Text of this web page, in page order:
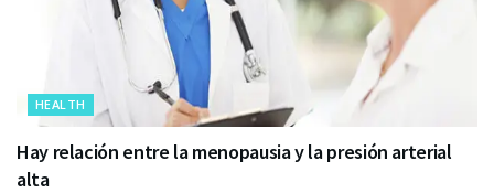
HEALTH
Hay relación entre la menopausia y la presión arterial
alta